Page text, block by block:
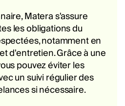
Matera s'assure
les obligations du
notamment en
d'entretien. Grâce à une
pouvez éviter les
un suivi régulier des
si nécessaire.